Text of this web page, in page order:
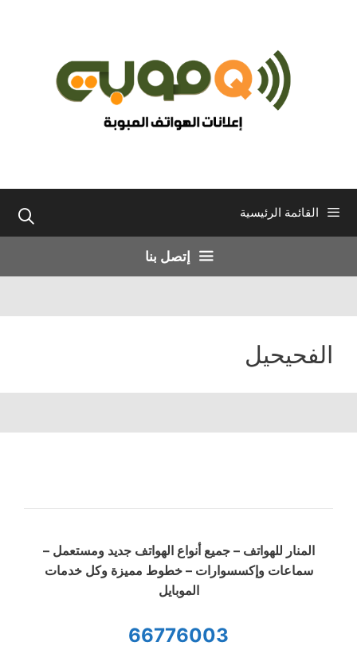
القائمة الرئيسية
إتصل بنا
الفحيحيل
المنار للهواتف – جميع أنواع الهواتف جديد ومستعمل –
سماعات وإكسسوارات – خطوط مميزة وكل خدمات
الموبايل
66776003